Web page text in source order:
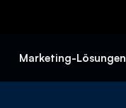
Marketing-Lösungen